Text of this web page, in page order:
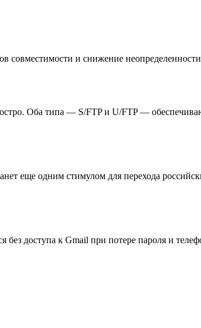
совместимости и снижение
Оба типа — S/FTP и U/FTP —
еще одним стимулом для перехода
без доступа к Gmail при потере пароля и